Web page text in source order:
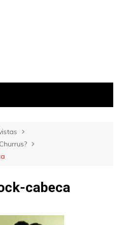
cabeca